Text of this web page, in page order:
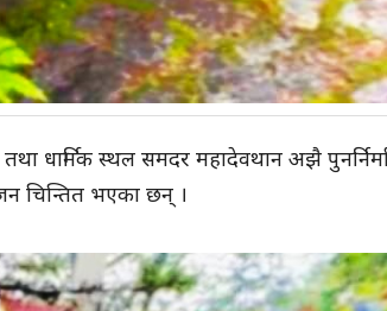
धार्मिक स्थल समदर महादेवथान अझै
चिन्तित भएका छन् ।